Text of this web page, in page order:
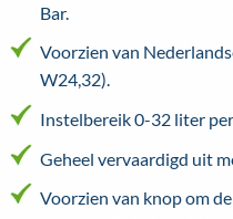
Bar.
Voorzien van
W24,32).
Instelbereik 0-32 liter
Geheel vervaardigd uit
Voorzien van knop om